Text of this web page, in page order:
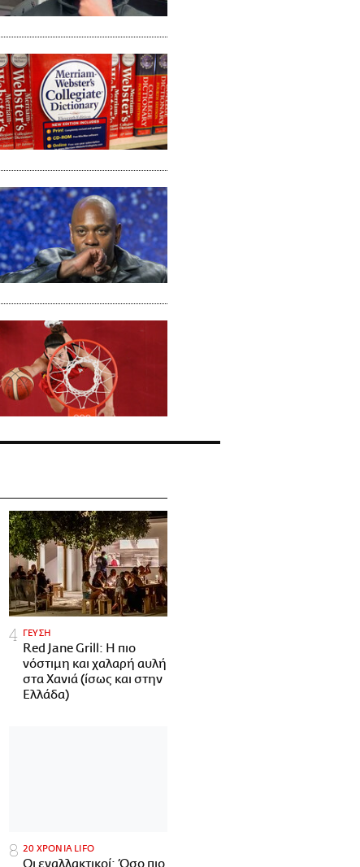
ΓΕΥΣΗ
Red Jane Grill: Η πιο
νόστιμη και χαλαρή αυλή
στα Χανιά (ίσως και στην
Ελλάδα)
20 ΧΡΟΝΙΑ LIFO